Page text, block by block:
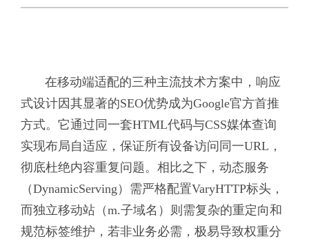
在移动端适配的三种主流技术方案中，响应
式设计因其显著的SEO优势成为Google官方首推
方式。它通过同一套HTML代码与CSS媒体查询
实现布局自适应，保证所有设备访问同一URL，
彻底杜绝内容重复问题。相比之下，动态服务
（DynamicServing）需严格配置VaryHTTP标头，
而独立移动站（m.子域名）则需复杂的重定向和
规范标签维护，若非业务必需，极易导致权重分